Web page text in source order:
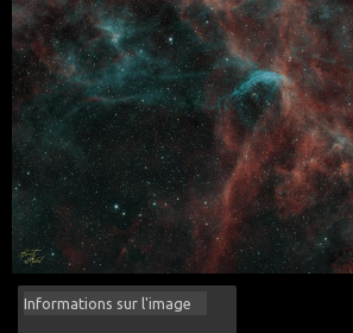
Informations sur l'image